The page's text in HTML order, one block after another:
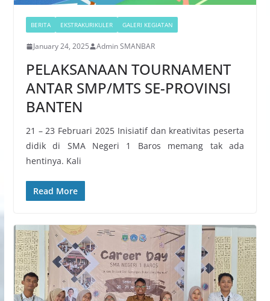
BERITA EKSTRAKURIKULER GALERI KEGIATAN
January 24, 2025 Admin SMANBAR
PELAKSANAAN TOURNAMENT
ANTAR SMP/MTS SE-PROVINSI
BANTEN
21 – 23 Februari 2025 Inisiatif dan kreativitas peserta
didik di SMA Negeri 1 Baros memang tak ada
hentinya. Kali
Read More